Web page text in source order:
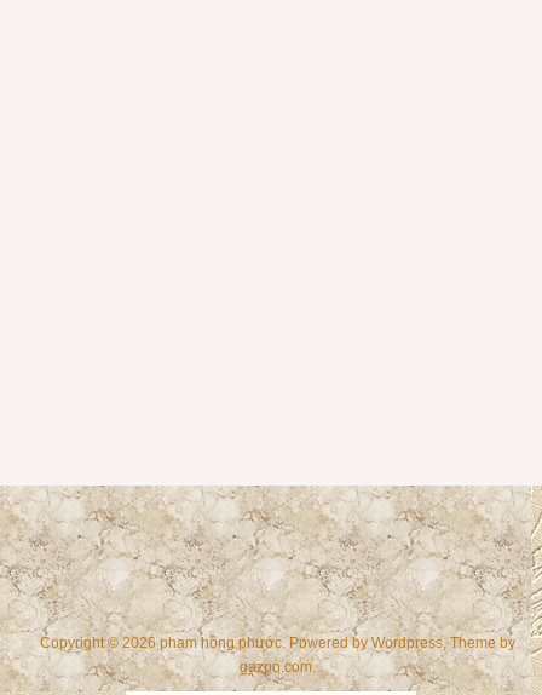
Copyright © 2026 phạm hồng phước. Powered byWordpress, Theme by
gazpo.com.